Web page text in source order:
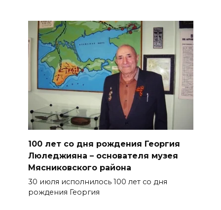
100 лет со дня рождения Георгия
Люледжияна – основателя музея
Мясниковского района
30 июля исполнилось 100 лет со дня
рождения Георгия